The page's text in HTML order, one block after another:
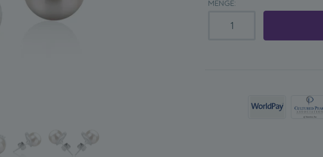
MENGE: